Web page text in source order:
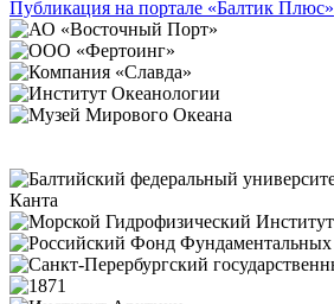
Публикация на портале «Балтик Плюс»